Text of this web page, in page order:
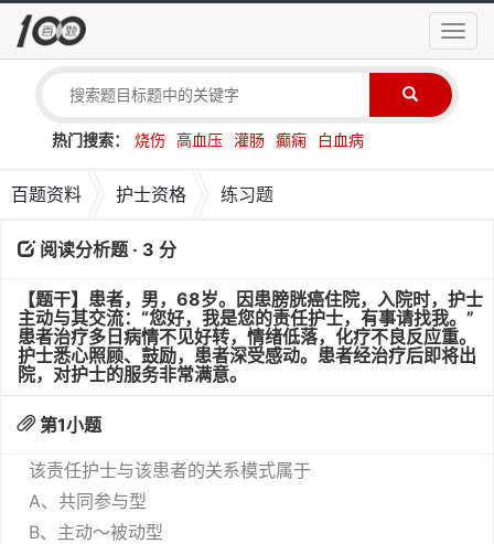
导
航
热门搜索： 烧伤 高血压 灌肠 癫痫 白血病
百题资料 护士资格 练习题
阅读分析题 · 3 分
【题干】患者，男，68岁。因患膀胱癌住院，入院时，护士
主动与其交流：“您好，我是您的责任护士，有事请找我。”
患者治疗多日病情不见好转，情绪低落，化疗不良反应重。
护士悉心照顾、鼓励，患者深受感动。患者经治疗后即将出
院，对护士的服务非常满意。
第1小题
该责任护士与该患者的关系模式属于
A、共同参与型
B、主动～被动型